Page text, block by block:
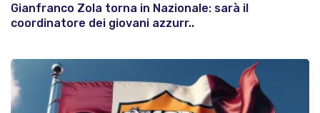
Gianfranco Zola torna in Nazionale: sarà il
coordinatore dei giovani azzurr..